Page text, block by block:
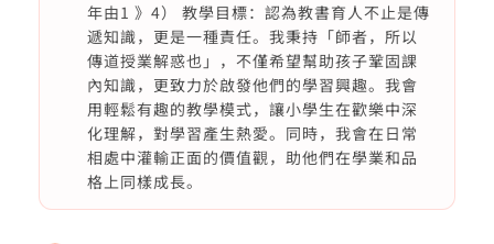
年由1 》4） 教學目標：認為教書育人不止是傳
遞知識，更是一種責任。我秉持「師者，所以
傳道授業解惑也」，不僅希望幫助孩子鞏固課
內知識，更致力於啟發他們的學習興趣。我會
用輕鬆有趣的教學模式，讓小學生在歡樂中深
化理解，對學習產生熱愛。同時，我會在日常
相處中灌輸正面的價值觀，助他們在學業和品
格上同樣成長。